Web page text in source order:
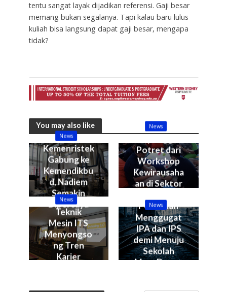
tentu sangat layak dijadikan referensi. Gaji besar
memang bukan segalanya. Tapi kalau baru lulus
kuliah bisa langsung dapat gaji besar, mengapa
tidak?
You may also like
News
Kemenristek
Gabung ke
Kemendikbu
d, Nadiem
Semakin
Dipercaya
News
Potret dari
Workshop
Kewirausaha
an di Sektor
Perikanan
News
Teknik
Mesin ITS
Menyongso
ng Tren
Karier
News
Menggugat
IPA dan IPS
demi Menuju
Sekolah
Masa Depan